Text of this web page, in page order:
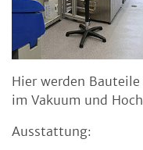
Hier werden
im Vakuum und
Ausstattung: